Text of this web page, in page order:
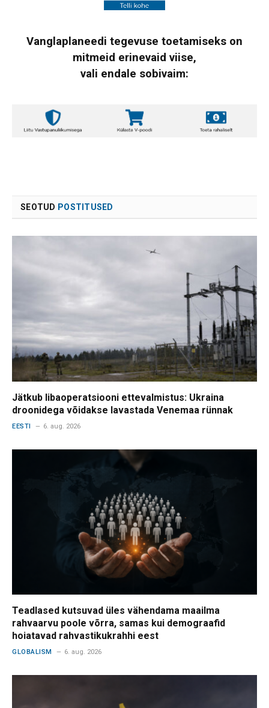
Vanglaplaneedi tegevuse toetamiseks on
mitmeid erinevaid viise,
vali endale sobivaim:
SEOTUD POSTITUSED
Jätkub libaoperatsiooni ettevalmistus: Ukraina
droonidega võidakse lavastada Venemaa rünnak
EESTI 6. aug. 2026
Teadlased kutsuvad üles vähendama maailma
rahvaarvu poole võrra, samas kui demograafid
hoiatavad rahvastikukrahhi eest
GLOBALISM 6. aug. 2026